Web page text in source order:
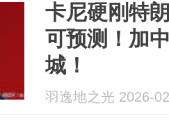
卡尼硬刚特
可预测！加
城！
羽逸地之光 2026-